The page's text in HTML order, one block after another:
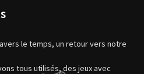
le temps, un retour vers notre
tous utilisés, des jeux avec